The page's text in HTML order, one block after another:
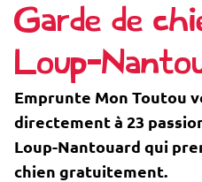
Garde de
Loup-
Emprunte Mon Toutou
directement à 23
Loup-Nantouard qui
chien gratuitement.